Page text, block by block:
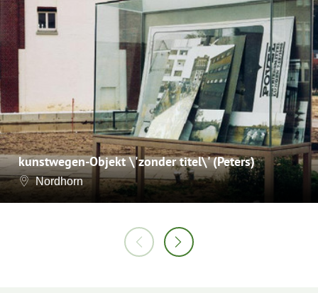
kunstwegen-Objekt \'zonder titel\' (Peters)
Nordhorn